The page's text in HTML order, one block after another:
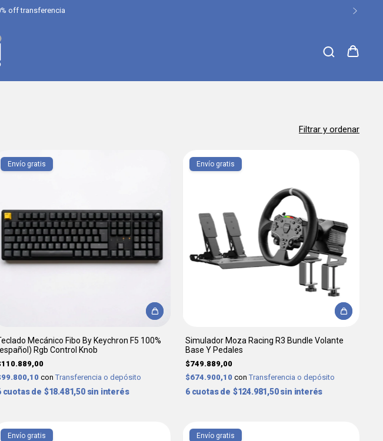
off transferencia
Filtrar y ordenar
Envío gratis
Mecánico Fibo By Keychron F5 100%
Rgb Control Knob
con Transferencia o depósito
$18.481,50 sin interés
Envío gratis
Simulador Moza Racing R3 Bundle Volante
Base Y Pedales
$749.889,00
$674.900,10 con Transferencia o depósito
6 $124.981,50 sin interés
Envío gratis Envío gratis